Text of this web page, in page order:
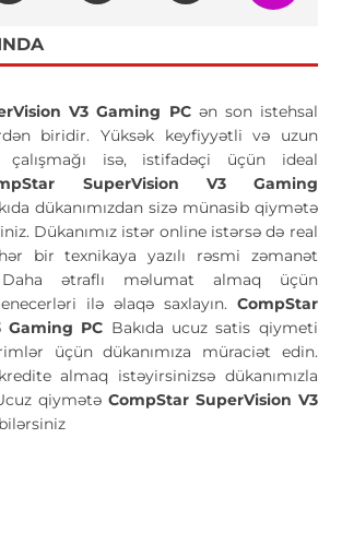
V3 Gaming PCən son istehsal
biridir. Yüksək keyfiyyətli və uzun
isə, istifadəçi üçün ideal
SuperVision V3 Gaming
dükanımızdan sizə münasib qiymətə
Dükanımız istər online istərsə də real
bir texnikaya yazılı rəsmi zəmanət
ətraflı məlumat almaq üçün
ilə əlaqə saxlayın. CompStar
Gaming PC Bakıda ucuz satis qiymeti
üçün dükanımıza müraciət edin.
almaq istəyirsinizsə dükanımızla
qiymətə CompStar SuperVision V3